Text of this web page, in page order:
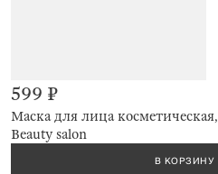
Маска для лица
Beauty salon
599 ₽
В КОРЗИНУ